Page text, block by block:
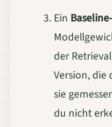
Ein
der
Version, die
sie
du nicht